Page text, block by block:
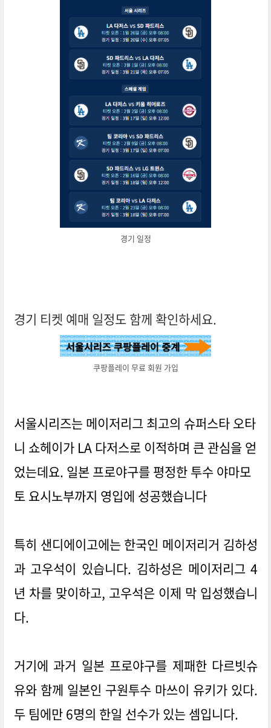
경기 일정
경기 티켓 예매 일정도 함께 확인하세요.
쿠팡플레이 무료 회원 가입
서울시리즈는 메이저리그 최고의 슈퍼스타 오타
니 쇼헤이가 LA 다저스로 이적하며 큰 관심을 얻
었는데요. 일본 프로야구를 평정한 투수 야마모
토 요시노부까지 영입에 성공했습니다
특히 샌디에이고에는 한국인 메이저리거 김하성
과 고우석이 있습니다. 김하성은 메이저리그 4
년 차를 맞이하고, 고우석은 이제 막 입성했습니
다.
거기에 과거 일본 프로야구를 제패한 다르빗슈
유와 함께 일본인 구원투수 마쓰이 유키가 있다.
두 팀에만 6명의 한일 선수가 있는 셈입니다.